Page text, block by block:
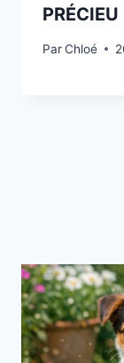
PRÉCIEU
ParChloé